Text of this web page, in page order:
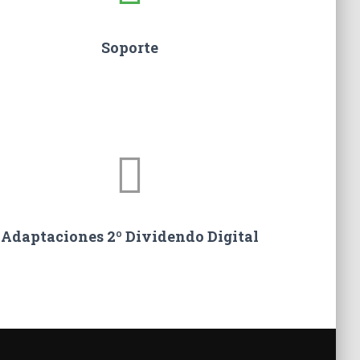
Soporte
Adaptaciones 2º Dividendo Digital